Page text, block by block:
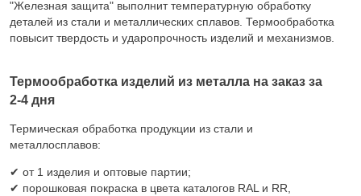
"Железная защита" выполнит температурную обработку
деталей из стали и металлических сплавов. Термообработка
повысит твердость и ударопрочность изделий и механизмов.
Термообработка изделий из металла на заказ за
2-4 дня
Термическая обработка продукции из стали и
металлосплавов:
✔ от 1 изделия и оптовые партии;
✔ порошковая покраска в цвета каталогов RAL и RR,